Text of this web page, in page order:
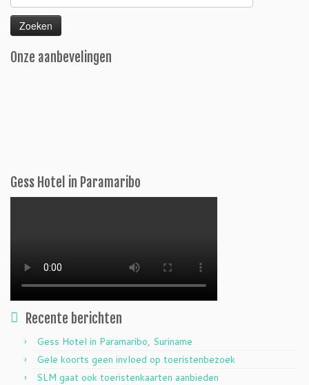
naar:
Onze aanbevelingen
Gess Hotel in Paramaribo
Recente berichten
Gess Hotel in Paramaribo, Suriname
Gele koorts geen invloed op toeristenbezoek
SLM gaat ook toeristenkaarten aanbieden